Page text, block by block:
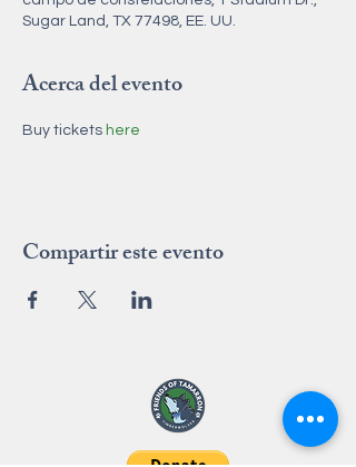
Sugar Land, TX 77498, EE. UU.
Acerca del evento
Buy tickets here
Compartir este evento